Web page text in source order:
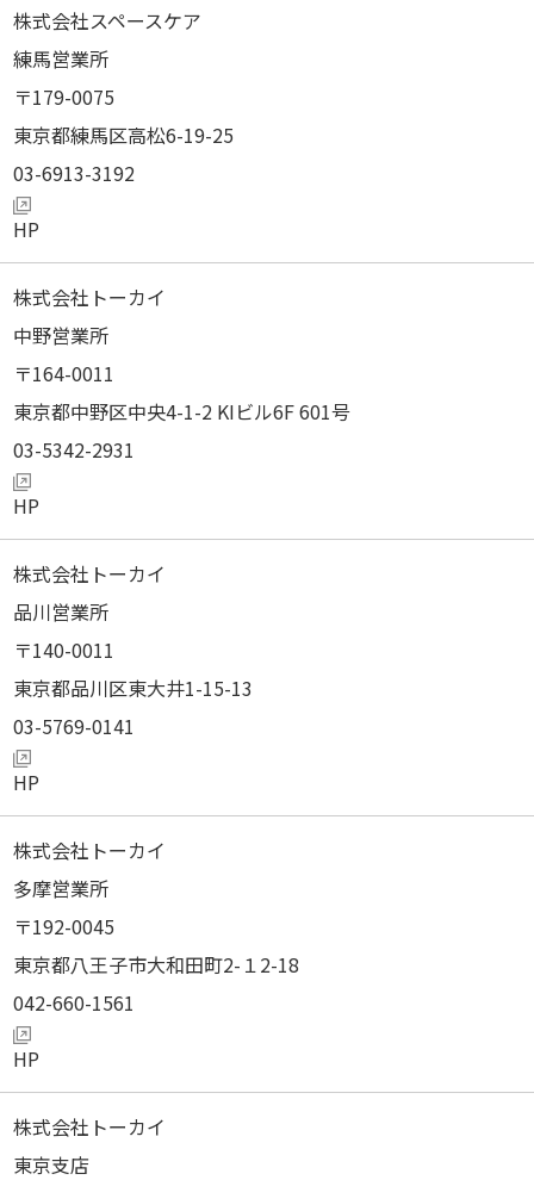
株式会社スペースケア
練馬営業所
179-0075
東京都練馬区高松6-19-25
03-6913-3192
株式会社トーカイ
中野営業所
164-0011
東京都中野区中央4-1-2 KIビル6F 601号
03-5342-2931
株式会社トーカイ
品川営業所
140-0011
東京都品川区東大井1-15-13
03-5769-0141
株式会社トーカイ
多摩営業所
192-0045
東京都八王子市大和田町2-１2-18
042-660-1561
株式会社トーカイ
東京支店